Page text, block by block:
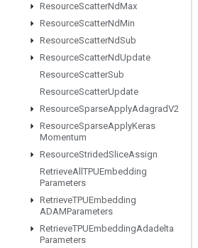
ResourceScatterNdMax
ResourceScatterNdMin
ResourceScatterNdSub
ResourceScatterNdUpdate
ResourceScatterSub
ResourceScatterUpdate
ResourceSparseApplyAdagradV2
ResourceSparseApplyKeras
Momentum
ResourceStridedSliceAssign
RetrieveAll TPUEmbedding
Parameters
RetrieveTPUEmbedding
ADAMParameters
RetrieveTPUEmbeddingAdadelta
Parameters